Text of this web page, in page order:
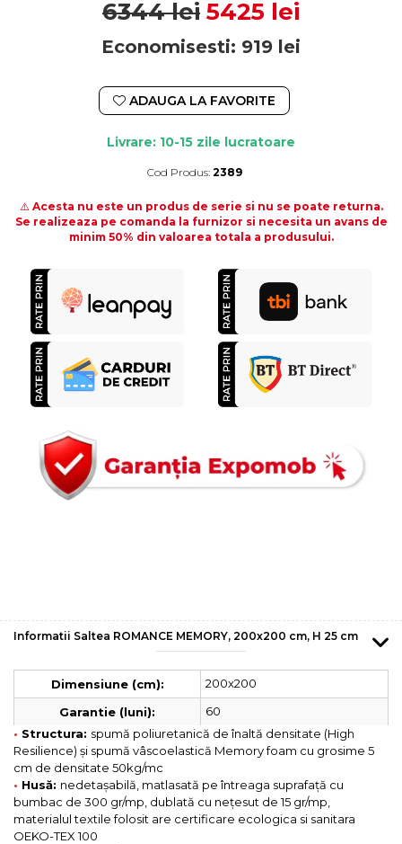
6344 lei 5425 lei
Economisesti: 919 lei
ADAUGA LA FAVORITE
Livrare: 10-15 zile lucratoare
Cod Produs: 2389
⚠️ Acesta nu este un produs de serie si nu se poate returna.
Se realizeaza pe comanda la furnizor si necesita un avans de
minim 50% din valoarea totala a produsului.
Informatii Saltea ROMANCE MEMORY, 200x200 cm, H 25 cm
Dimensiune (cm):
200x200
Garantie (luni):
60
• Structura: spumă poliuretanică de înaltă densitate (High
Resilience) și spumă vâscoelastică Memory foam cu grosime 5
cm de densitate 50kg/mc
• Husă: nedetașabilă, matlasată pe întreaga suprafață cu
bumbac de 300 gr/mp, dublată cu nețesut de 15 gr/mp,
materialul textile folosit are certificare ecologica si sanitara
OEKO-TEX 100